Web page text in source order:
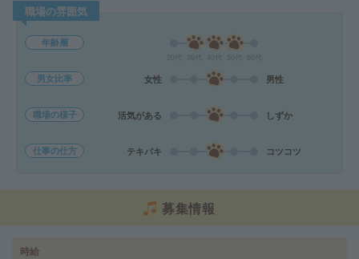
職場の雰囲気
年齢層
男女比率 女性 男性
職場の様子 活気がある しずか
仕事の仕方 テキパキ コツコツ
募集情報
時給